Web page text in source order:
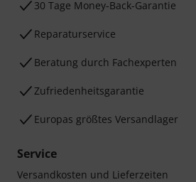
30 Tage Money-Back-Garantie
Reparaturservice
Beratung durch Fachexperten
Zufriedenheitsgarantie
Europas größtes Versandlager
Service
Versandkosten und Lieferzeiten